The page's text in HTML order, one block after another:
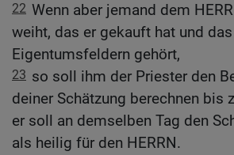
22 Wenn aber jemand dem
weiht, das er gekauft hat und
Eigentumsfeldern gehört,
23 so soll ihm der Priester den
deiner Schätzung berechnen bis
er soll an demselben Tag den
als heilig für den HERRN.